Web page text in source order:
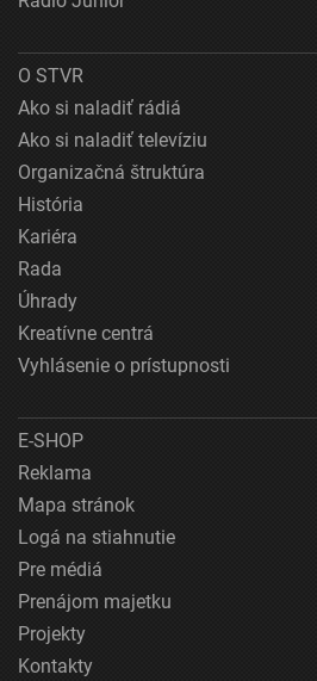
O STVR
Ako si naladiť rádiá
Ako si naladiť televíziu
Organizačná štruktúra
História
Kariéra
Rada
Úhrady
Kreatívne centrá
Vyhlásenie o prístupnosti
E-SHOP
Reklama
Mapa stránok
Logá na stiahnutie
Pre médiá
Prenájom majetku
Projekty
Kontakty